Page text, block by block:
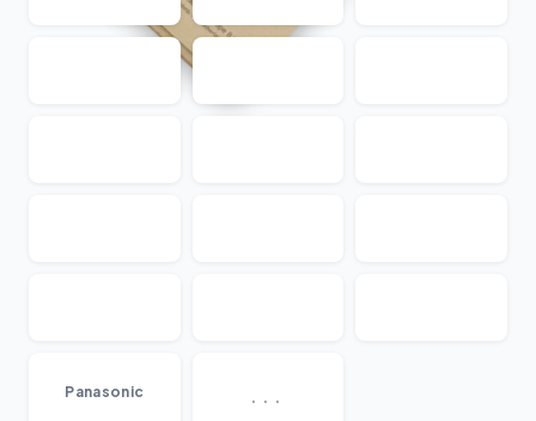
Panasonic ...